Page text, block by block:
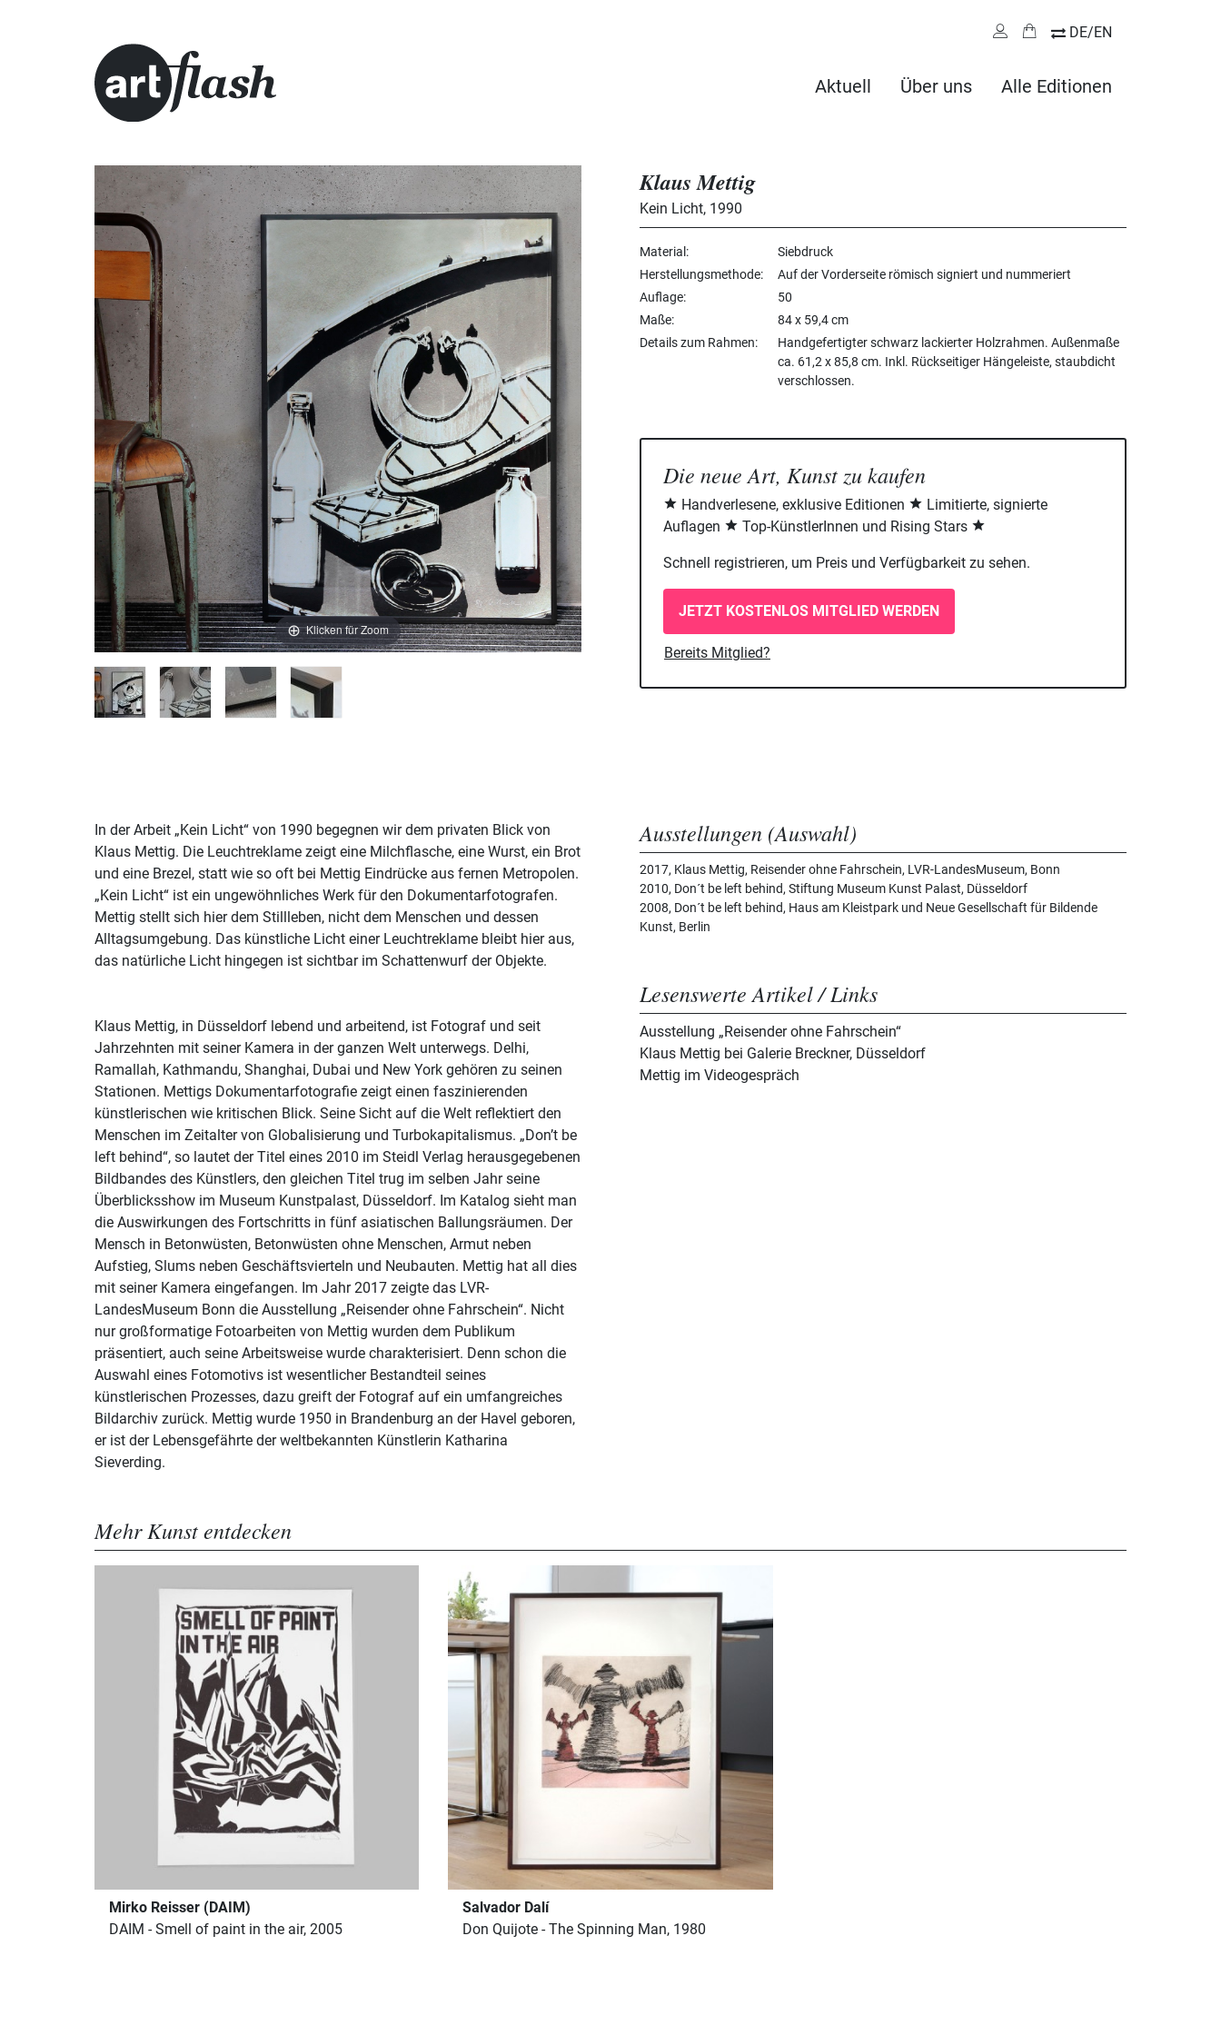
DE/EN
Aktuell Über uns Alle Editionen
Klicken für Zoom
Klaus Mettig
Kein Licht, 1990
Material
Siebdruck
Herstellungsmethode
Auf der Vorderseite römisch signiert und nummeriert
Auflage
50
Maße
84 x 59,4 cm
Details zum Rahmen
Handgefertigter schwarz lackierter Holzrahmen. Außenmaße
ca. 61,2 x 85,8 cm. Inkl. Rückseitiger Hängeleiste, staubdicht
verschlossen.
Die neue Art, Kunst zu kaufen
Handverlesene, exklusive Editionen
Limitierte, signierte
Auflagen
Top-KünstlerInnen und Rising Stars
Schnell registrieren, um Preis und Verfügbarkeit zu sehen.
JETZT KOSTENLOS MITGLIED WERDEN
Bereits Mitglied?
In der Arbeit „Kein Licht“ von 1990 begegnen wir dem privaten Blick von
Klaus Mettig. Die Leuchtreklame zeigt eine Milchflasche, eine Wurst, ein Brot
und eine Brezel, statt wie so oft bei Mettig Eindrücke aus fernen Metropolen.
„Kein Licht“ ist ein ungewöhnliches Werk für den Dokumentarfotografen.
Mettig stellt sich hier dem Stillleben, nicht dem Menschen und dessen
Alltagsumgebung. Das künstliche Licht einer Leuchtreklame bleibt hier aus,
das natürliche Licht hingegen ist sichtbar im Schattenwurf der Objekte.
Klaus Mettig, in Düsseldorf lebend und arbeitend, ist Fotograf und seit
Jahrzehnten mit seiner Kamera in der ganzen Welt unterwegs. Delhi,
Ramallah, Kathmandu, Shanghai, Dubai und New York gehören zu seinen
Stationen. Mettigs Dokumentarfotografie zeigt einen faszinierenden
künstlerischen wie kritischen Blick. Seine Sicht auf die Welt reflektiert den
Menschen im Zeitalter von Globalisierung und Turbokapitalismus. „Don’t be
left behind“, so lautet der Titel eines 2010 im Steidl Verlag herausgegebenen
Bildbandes des Künstlers, den gleichen Titel trug im selben Jahr seine
Überblicksshow im Museum Kunstpalast, Düsseldorf. Im Katalog sieht man
die Auswirkungen des Fortschritts in fünf asiatischen Ballungsräumen. Der
Mensch in Betonwüsten, Betonwüsten ohne Menschen, Armut neben
Aufstieg, Slums neben Geschäftsvierteln und Neubauten. Mettig hat all dies
mit seiner Kamera eingefangen. Im Jahr 2017 zeigte das LVR-
LandesMuseum Bonn die Ausstellung „Reisender ohne Fahrschein“. Nicht
nur großformatige Fotoarbeiten von Mettig wurden dem Publikum
präsentiert, auch seine Arbeitsweise wurde charakterisiert. Denn schon die
Auswahl eines Fotomotivs ist wesentlicher Bestandteil seines
künstlerischen Prozesses, dazu greift der Fotograf auf ein umfangreiches
Bildarchiv zurück. Mettig wurde 1950 in Brandenburg an der Havel geboren,
er ist der Lebensgefährte der weltbekannten Künstlerin Katharina
Sieverding.
Ausstellungen (Auswahl)
2017, Klaus Mettig, Reisender ohne Fahrschein, LVR-LandesMuseum, Bonn
2010, Don´t be left behind, Stiftung Museum Kunst Palast, Düsseldorf
2008, Don´t be left behind, Haus am Kleistpark und Neue Gesellschaft für Bildende
Kunst, Berlin
Lesenswerte Artikel / Links
Ausstellung „Reisender ohne Fahrschein“
Klaus Mettig bei Galerie Breckner, Düsseldorf
Mettig im Videogespräch
Mehr Kunst entdecken
Mirko Reisser (DAIM)
DAIM - Smell of paint in the air, 2005
Salvador Dalí
Don Quijote - The Spinning Man, 1980